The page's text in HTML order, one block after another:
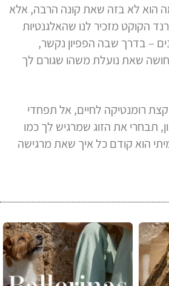
הוא לא בזה שאת קונה הרבה, אלא
הקוקט מזכיר לנו שהאלגנטיות
– בדרך שבה הפפיון נקשר,
שאת נועלת משהו שגורם לך
רומנטיקה לחיים, אל תפחדי
תבחרי את הזוג שמרגיש לך כמו
הוא קודם כל איך שאת מרגישה